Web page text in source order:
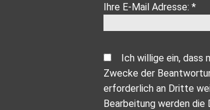
Ihre E-Mail Adresse: *
Ich willige ein, dass
Zwecke der
erforderlich an Dritte
Bearbeitung werden